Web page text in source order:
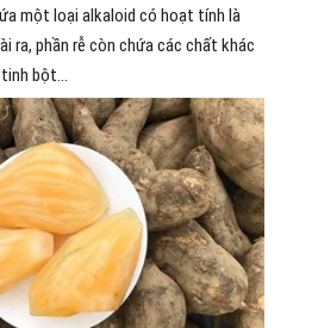
một loại alkaloid có hoạt tính là
ra, phần rễ còn chứa các chất khác
bột…